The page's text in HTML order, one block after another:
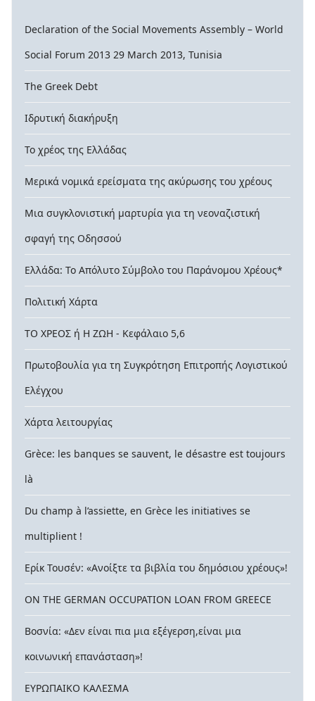
Declaration of the Social Movements Assembly – World
Social Forum 2013 29 March 2013, Tunisia
The Greek Debt
Ιδρυτική διακήρυξη
Το χρέος της Ελλάδας
Μερικά νομικά ερείσματα της ακύρωσης του χρέους
Μια συγκλονιστική μαρτυρία για τη νεοναζιστική
σφαγή της Οδησσού
Ελλάδα: Το Απόλυτο Σύμβολο του Παράνομου Χρέους*
Πολιτική Χάρτα
ΤΟ ΧΡΕΟΣ ή Η ΖΩΗ - Κεφάλαιο 5,6
Πρωτοβουλία για τη Συγκρότηση Επιτροπής Λογιστικού
Ελέγχου
Χάρτα λειτουργίας
Grèce: les banques se sauvent, le désastre est toujours
là
Du champ à l’assiette, en Grèce les initiatives se
multiplient !
Ερίκ Τουσέν: «Ανοίξτε τα βιβλία του δημόσιου χρέους»!
ON THE GERMAN OCCUPATION LOAN FROM GREECE
Βοσνία: «Δεν είναι πια μια εξέγερση,είναι μια
κοινωνική επανάσταση»!
ΕΥΡΩΠΑΙΚΟ ΚΑΛΕΣΜΑ